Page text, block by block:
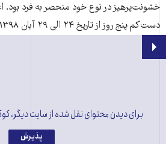
دست‌کم پنج روز از تاریخ ۲۴ الی ۲۹ آبان ۱۳۹۸ به طول انجامید.
برای دیدن محتوای نقل شده از سایت دیگر،
پذیرش